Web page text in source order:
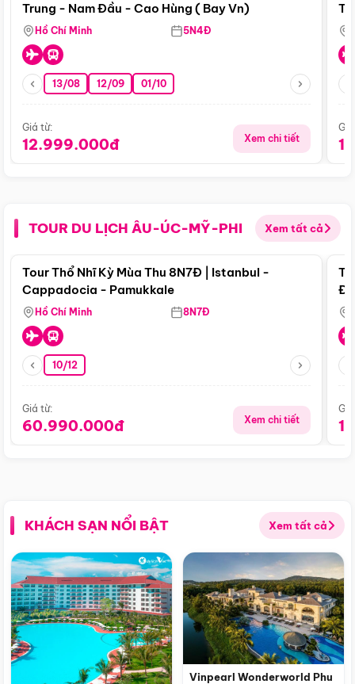
Trung - Nam Đầu - Cao Hùng ( Bay Vn)
Hồ Chí Minh 5N4Đ
13/08 12/09 01/10
Giá từ:
12.999.000đ Xem chi tiết
TOUR DU LỊCH ÂU-ÚC-MỸ-PHI Xem tất cả
Điểm nổi bật
Tour Thổ Nhĩ Kỳ Mùa Thu 8N7Đ | Istanbul -
Cappadocia - Pamukkale
Hồ Chí Minh 8N7Đ
10/12
Giá từ:
60.990.000đ Xem chi tiết
KHÁCH SẠN NỔI BẬT Xem tất cả
Vinpearl Wonderworld Phu